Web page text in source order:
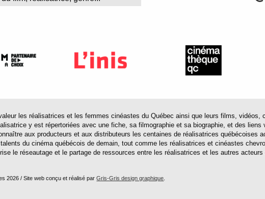
les réalisatrices et les femmes cinéastes du Québec ainsi que leurs films, vidéos,
y est répertoriées avec une fiche, sa filmographie et sa biographie, et des liens
aux producteurs et aux distributeurs les centaines de réalisatrices québécoises
du cinéma québécois de demain, tout comme les réalisatrices et cinéastes
le réseautage et le partage de ressources entre les réalisatrices et les autres acteurs
2026 / Site web conçu et réalisé parGris-Gris design graphique